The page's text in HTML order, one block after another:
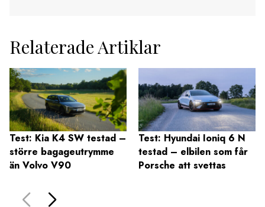
Relaterade Artiklar
Test: Kia K4 SW testad –
större bagageutrymme
än Volvo V90
Test: Hyundai Ioniq 6 N
testad – elbilen som får
Porsche att svettas